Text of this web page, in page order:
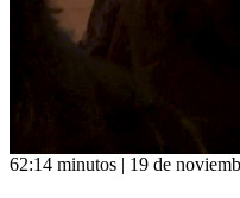
62:14 minutos | 19 de